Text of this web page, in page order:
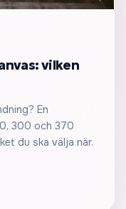
vilken
En
300 och 370
du ska välja när.